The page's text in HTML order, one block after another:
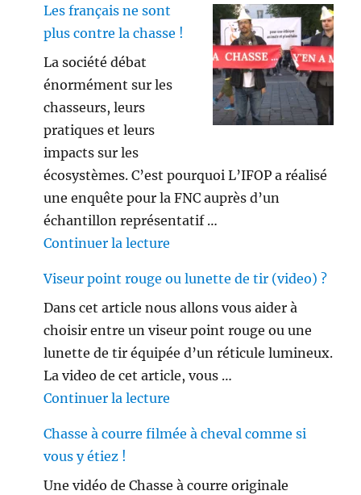
Les français ne sont
plus contre la chasse !
La société débat
énormément sur les
chasseurs, leurs
pratiques et leurs
impacts sur les
écosystèmes. C’est pourquoi L’IFOP a réalisé
une enquête pour la FNC auprès d’un
échantillon représentatif …
Continuer la lecture
Viseur point rouge ou lunette de tir (video) ?
Dans cet article nous allons vous aider à
choisir entre un viseur point rouge ou une
lunette de tir équipée d’un réticule lumineux.
La video de cet article, vous …
Continuer la lecture
Chasse à courre filmée à cheval comme si
vous y étiez !
Une vidéo de Chasse à courre originale